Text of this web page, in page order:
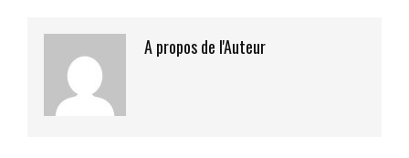
A propos de l'Auteur